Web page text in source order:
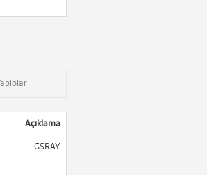
Açıklama
GSRAY